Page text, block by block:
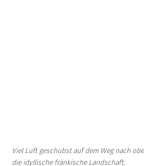
Viel Luft geschubst auf dem Weg nach
die idyllische fränkische Landschaft.